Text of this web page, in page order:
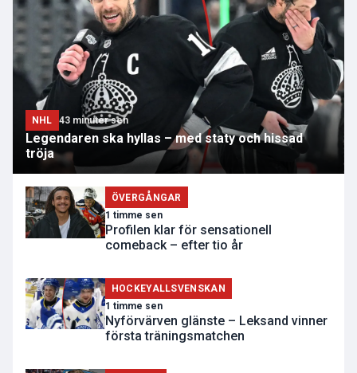
NHL 43 minuter sen
Legendaren ska hyllas – med staty och hissad
tröja
ÖVERGÅNGAR
1 timme sen
Profilen klar för sensationell
comeback – efter tio år
HOCKEYALLSVENSKAN
1 timme sen
Nyförvärven glänste – Leksand vinner
första träningsmatchen